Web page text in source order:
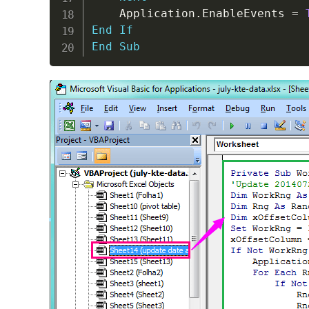
    Application
. EnableEvents =
End
If
End
Sub